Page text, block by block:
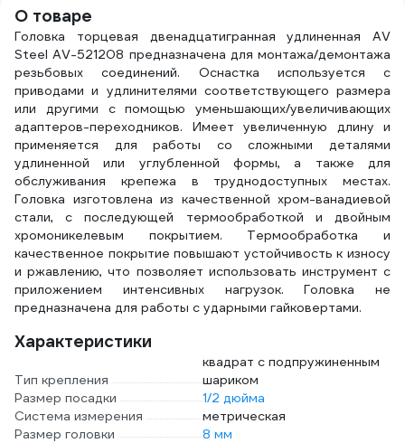
О товаре
Головка торцевая двенадцатигранная удлиненная AV
Steel AV-521208 предназначена для монтажа/демонтажа
резьбовых соединений. Оснастка используется с
приводами и удлинителями соответствующего размера
или другими с помощью уменьшающих/увеличивающих
адаптеров-переходников. Имеет увеличенную длину и
применяется для работы со сложными деталями
удлиненной или углубленной формы, а также для
обслуживания крепежа в труднодоступных местах.
Головка изготовлена из качественной хром-ванадиевой
стали, с последующей термообработкой и двойным
хромоникелевым покрытием. Термообработка и
качественное покрытие повышают устойчивость к износу
и ржавлению, что позволяет использовать инструмент с
приложением интенсивных нагрузок. Головка не
предназначена для работы с ударными гайковертами.
Характеристики
Тип крепления
квадрат с подпружиненным
шариком
Размер посадки
1/2 дюйма
Система измерения
метрическая
Размер головки
8 мм